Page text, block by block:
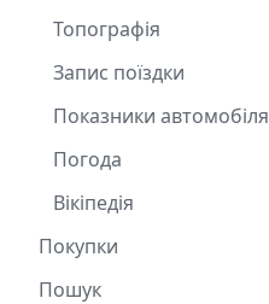
Топографія
Запис поїздки
Показники автомобіля
Погода
Вікіпедія
Покупки
Пошук